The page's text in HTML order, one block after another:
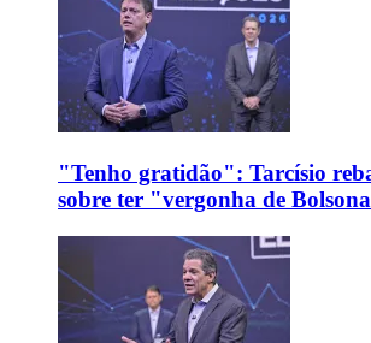
"Tenho gratidão": Tarcísio
sobre ter "vergonha de